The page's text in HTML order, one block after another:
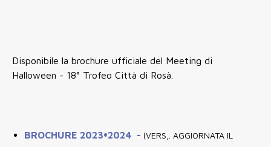
Disponibile la brochure ufficiale del Meeting di
Halloween - 18° Trofeo Città di Rosà.
BROCHURE 2023•2024 - (VERS,. AGGIORNATA IL